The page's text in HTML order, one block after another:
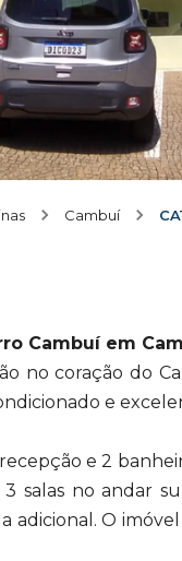
Cambuí
Cambuí em
no coração do
e
e 2
salas no andar
adicional. O